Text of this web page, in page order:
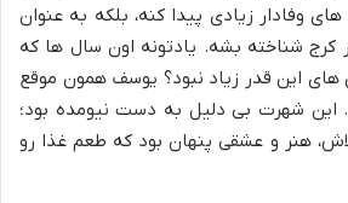
وفادار زیادی پیدا کنه، بلکه به عنوان
کرج شناخته بشه. یادتونه اون سال ها که
های این قدر زیاد نبود؟ یوسف همون موقع
شهرت بی دلیل به دست نیومده بود؛
هنر و عشقی پنهان بود که طعم غذا رو